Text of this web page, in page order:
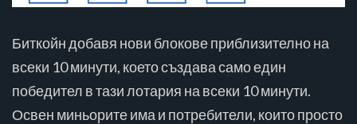
Биткойн добавя нови блокове приблизително на
всеки 10 минути, което създава само един
победител в тази лотария на всеки 10 минути.
Освен миньорите има и потребители, които просто